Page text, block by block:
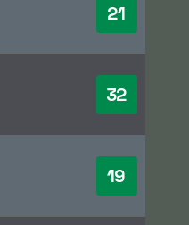
21
32
19